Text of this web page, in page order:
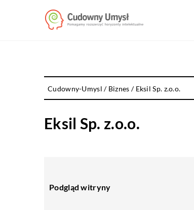
Cudowny-Umysl / Biznes / Eksil Sp. z.o.o.
Eksil Sp. z.o.o.
Podgląd witryny